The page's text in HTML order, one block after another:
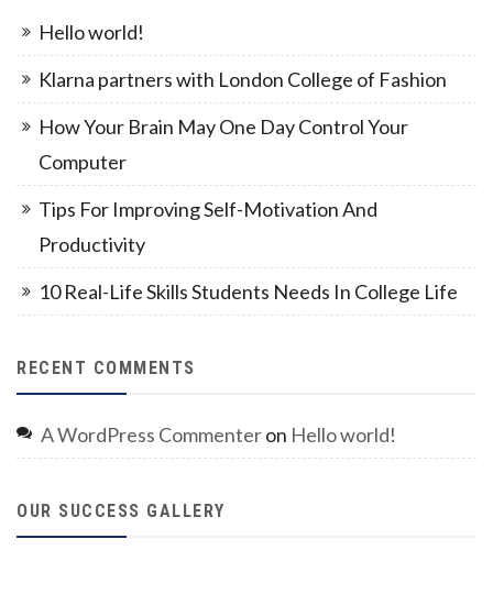
Hello world!
Klarna partners with London College of Fashion
How Your Brain May One Day Control Your
Computer
Tips For Improving Self-Motivation And
Productivity
10 Real-Life Skills Students Needs In College Life
RECENT COMMENTS
A WordPress Commenteron Hello world!
OUR SUCCESS GALLERY